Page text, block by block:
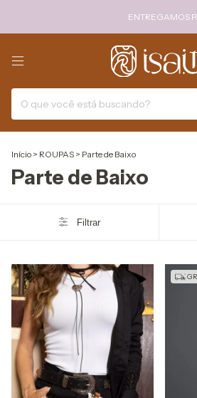
ENTREGAMOS PARA
Início > ROUPAS > Parte de Baixo
Parte de Baixo
Filtrar